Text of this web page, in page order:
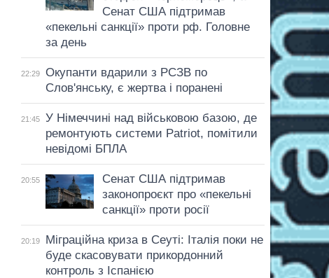
Сенат США підтримав
«пекельні санкції» проти рф. Головне
за день
22:29
Окупанти вдарили з РСЗВ по
Слов'янську, є жертва і поранені
21:45
У Німеччині над військовою базою, де
ремонтують системи Patriot, помітили
невідомі БПЛА
20:55
Сенат США підтримав
законопроєкт про «пекельні
санкції» проти росії
20:19
Міграційна криза в Сеуті: Італія поки не
буде скасовувати прикордонний
контроль з Іспанією